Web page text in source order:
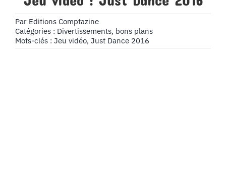
Par Editions Comptazine
Catégories : Divertissements, bons plans
Mots-clés : Jeu vidéo, Just Dance 2016